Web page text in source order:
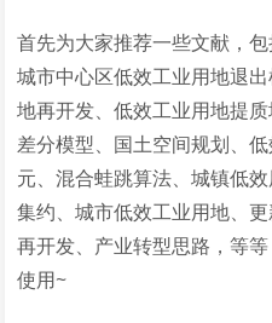
首先为大家推荐一些文献，
城市中心区低效工业用地退
地再开发、低效工业用地提
差分模型、国土空间规划、
元、混合蛙跳算法、城镇低
集约、城市低效工业用地、
再开发、产业转型思路，等
使用~